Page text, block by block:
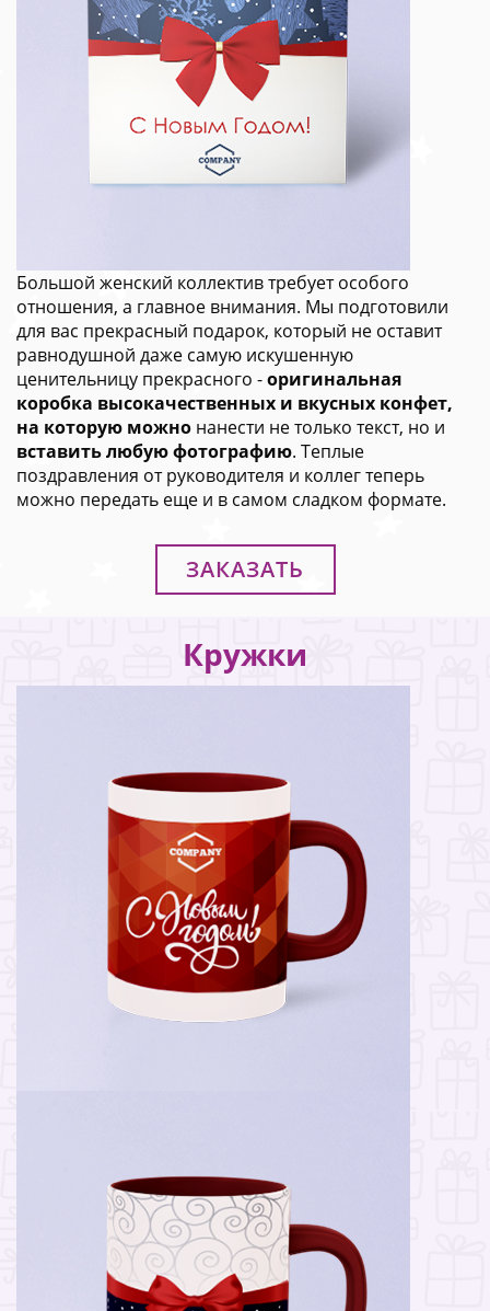
Большой женский коллектив требует особого
отношения, а главное внимания. Мы подготовили
для вас прекрасный подарок, который не оставит
равнодушной даже самую искушенную
ценительницу прекрасного -оригинальная
коробка высокачественных и вкусных конфет,
на которую можно нанести не только текст, но и
вставить любую фотографию. Теплые
поздравления от руководителя и коллег теперь
можно передать еще и в самом сладком формате.
ЗАКАЗАТЬ
Кружки